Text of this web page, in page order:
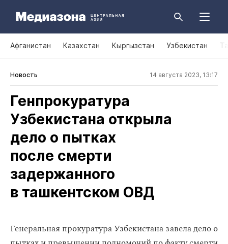
Афганистан Казахстан Кыргызстан Узбекистан
Новость 14 августа 2023, 13:17
Генпрокуратура
Узбекистана открыла
дело о пытках
после смерти
задержанного
в ташкентском ОВД
Генеральная прокуратура Узбекистана завела дело о